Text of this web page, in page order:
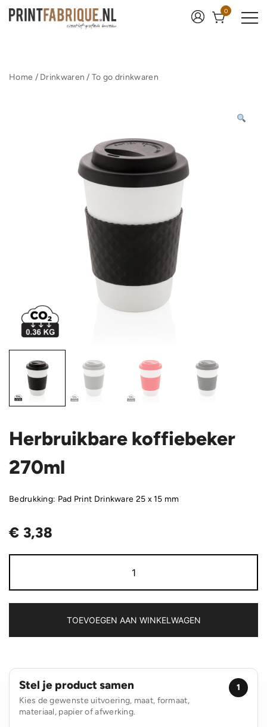
naar
0
Home / Drinkwaren /To go drinkwaren
Herbruikbare koffiebeker
270ml
Bedrukking: Pad Print Drinkware 25 x 15 mm
€ 3,38
koffiebeker
TOEVOEGEN AAN WINKELWAGEN
Stel je product samen
Kies de gewenste uitvoering, maat, formaat,
materiaal, papier of afwerking.
1